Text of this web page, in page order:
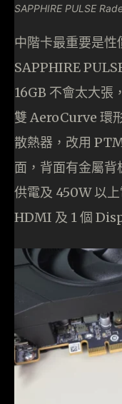
SAPPHIRE PULSE
中階卡最重要是性
SAPPHIRE
16GB 不會太大張
雙 AeroCurve 環
散熱器，改用
面，背面有金屬
供電及 450W 以
HDMI 及 1 個